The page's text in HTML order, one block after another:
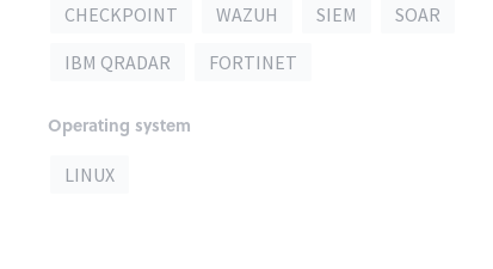
CHECKPOINT
WAZUH SIEM
SOAR
IBM QRADAR
FORTINET
Operating system
LINUX